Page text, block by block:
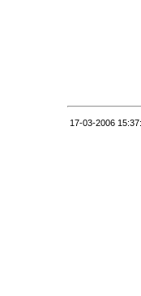
17-03-2006